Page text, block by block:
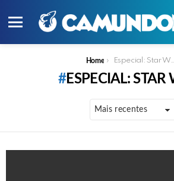
Home Especial: Star Wars
ESPECIAL: STAR